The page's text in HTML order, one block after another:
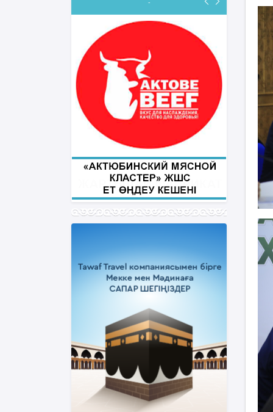
ФИҚҺ ДӘРІСТЕРІ
Нұрбол Смағұлов
""Нұр Ғасыр" облыстық мешітінің
наиб имамы
ТІКЕЛЕЙ ЭФИРДЕ
Аптаның сәрсенбі күндері сағат
21:00 (Ақтөбе уақытымен)
Біздің nur_gasyr Instagram
парақшамызда